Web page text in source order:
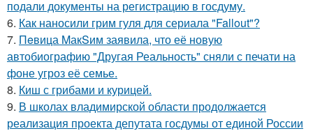
подали документы на регистрацию в госдуму.
6. Как наносили грим гуля для сериала "Fallout"?
7. Пeвица MакSим заявила, что её новую
автобиографию "Другая Реальность" сняли с печати на
фоне угроз её семье.
8. Киш с грибами и курицей.
9. В школах владимирской области продолжается
реализация проекта депутата госдумы от единой России